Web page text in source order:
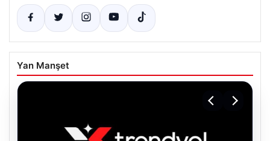
Yan Manşet